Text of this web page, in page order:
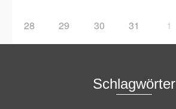
28 29 30 31 1
Schlagwörter